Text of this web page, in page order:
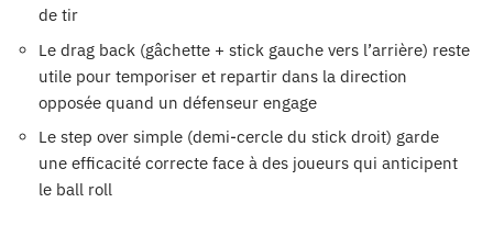
de tir
Le drag back (gâchette + stick gauche vers l’arrière) reste
utile pour temporiser et repartir dans la direction
opposée quand un défenseur engage
Le step over simple (demi-cercle du stick droit) garde
une efficacité correcte face à des joueurs qui anticipent
le ball roll